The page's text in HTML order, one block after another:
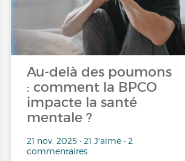
Au-delà des poumons
: comment la BPCO
impacte la santé
mentale ?
21 nov. 2025 • 21 J'aime • 2
commentaires